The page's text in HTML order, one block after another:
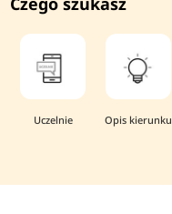
Uczelnie Opis kierunku